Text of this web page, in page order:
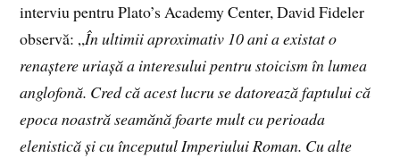
interviu pentru Plato’s Academy Center, David Fideler
observă: „În ultimii aproximativ 10 ania existat o
renaștere uriașă a interesului pentru stoicism în lumea
anglofonă. Cred că acest lucru se datorează faptului că
epoca noastră seamănă foarte mult cu perioada
elenistică și cu începutul Imperiului Roman. Cu alte